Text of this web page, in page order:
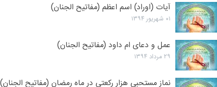
آیات (اوراد) اسم اعظم (مفاتیح الجنان)
۰۱ شهریور ۱۳۹۴
عمل و دعای ام داود (مفاتیح الجنان)
۲۹ مرداد ۱۳۹۴
نماز مستحبی هزار رکعتی در ماه رمضان (مفاتیح الجنان)